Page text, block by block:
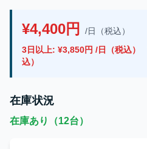
¥4,400円
/日（税込）
3日以上: ¥3,850円 /日（税込）
込）
在庫状況
在庫あり（12台）